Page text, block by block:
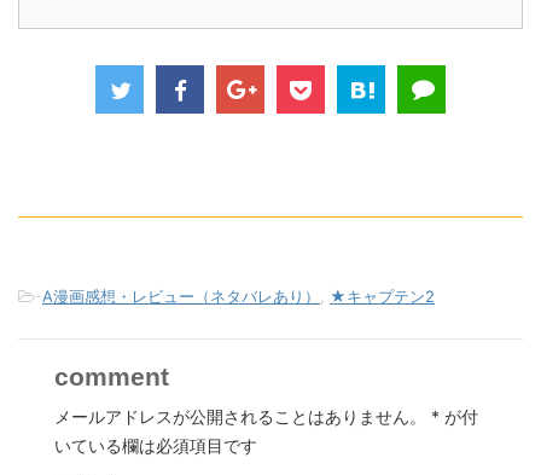
-A漫画感想・レビュー（ネタバレあり） ★キャプテン2
comment
メールアドレスが公開されることはありません。 * が付
いている欄は必須項目です